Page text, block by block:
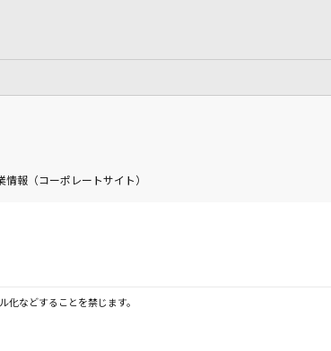
情報（コーポレートサイト）
化などすることを禁じます。